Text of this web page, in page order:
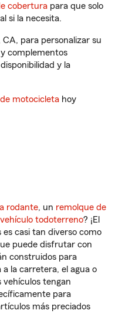
cobertura para que solo
si la necesita.
CA, para personalizar su
complementos
y la
motocicleta hoy
rodante, un remolque de
vehículo todoterreno? ¡El
casi tan diverso como
puede disfrutar con
construidos para
la carretera, el agua o
vehículos tengan
para
más preciados